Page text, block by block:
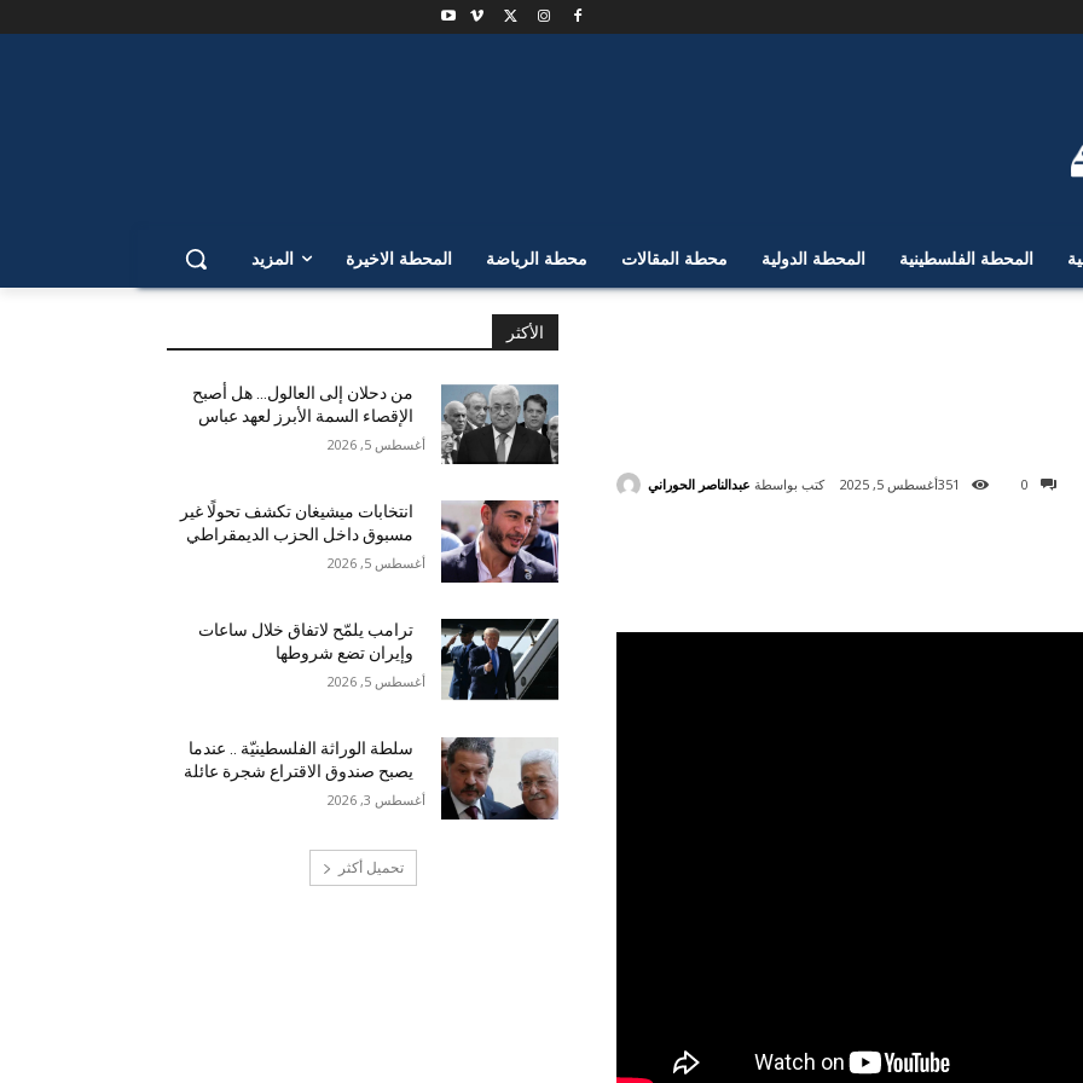
المحطة الفلسطينية المحطة الدولية محطة المقالات محطة الرياضة المحطة الاخيرة المزيد
الأكثر
من دحلان إلى العالول… هل أصبح
الإقصاء السمة الأبرز لعهد عباس
أغسطس 5, 2026
انتخابات ميشيغان تكشف تحولًا غير
مسبوق داخل الحزب الديمقراطي
أغسطس 5, 2026
ترامب يلمّح لاتفاق خلال ساعات
وإيران تضع شروطها
أغسطس 5, 2026
سلطة الوراثة الفلسطينيّة .. عندما
يصبح صندوق الاقتراع شجرة عائلة
أغسطس 3, 2026
تحميل أكثر
0
351أغسطس 5, 2025 كتب بواسطة عبدالناصر الحوراني